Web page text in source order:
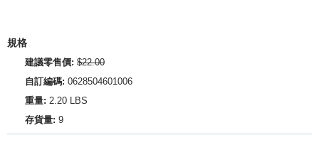
規格
建議零售價: $22.00
自訂編碼: 0628504601006
重量: 2.20 LBS
存貨量: 9